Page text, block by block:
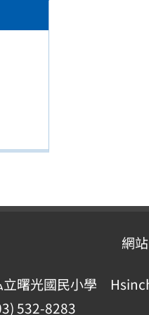
網
立曙光國民小學
532-8283